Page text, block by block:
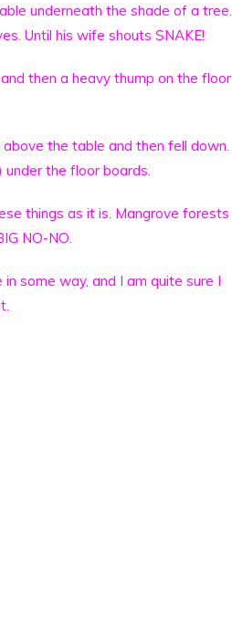
underneath the shade of a tree.
Until his wife shouts SNAKE!
then a heavy thump on the floor
the table and then fell down.
the floor boards.
things as it is. Mangrove forests
NO-NO.
some way, and I am quite sure I